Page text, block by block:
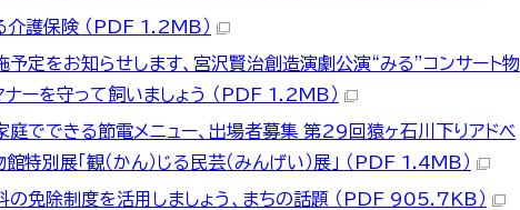
介護保険 （PDF 1.2MB）
定をお知らせします、宮沢賢治創造演劇公演“みる”コンサート物
ナーを守って飼いましょう （PDF 1.2MB）
庭でできる節電メニュー、出場者募集 第29回猿ヶ石川下りアドベ
特別展「観（かん）じる民芸（みんげい）展」 （PDF 1.4MB）
の免除制度を活用しましょう、まちの話題 （PDF 905.7KB）